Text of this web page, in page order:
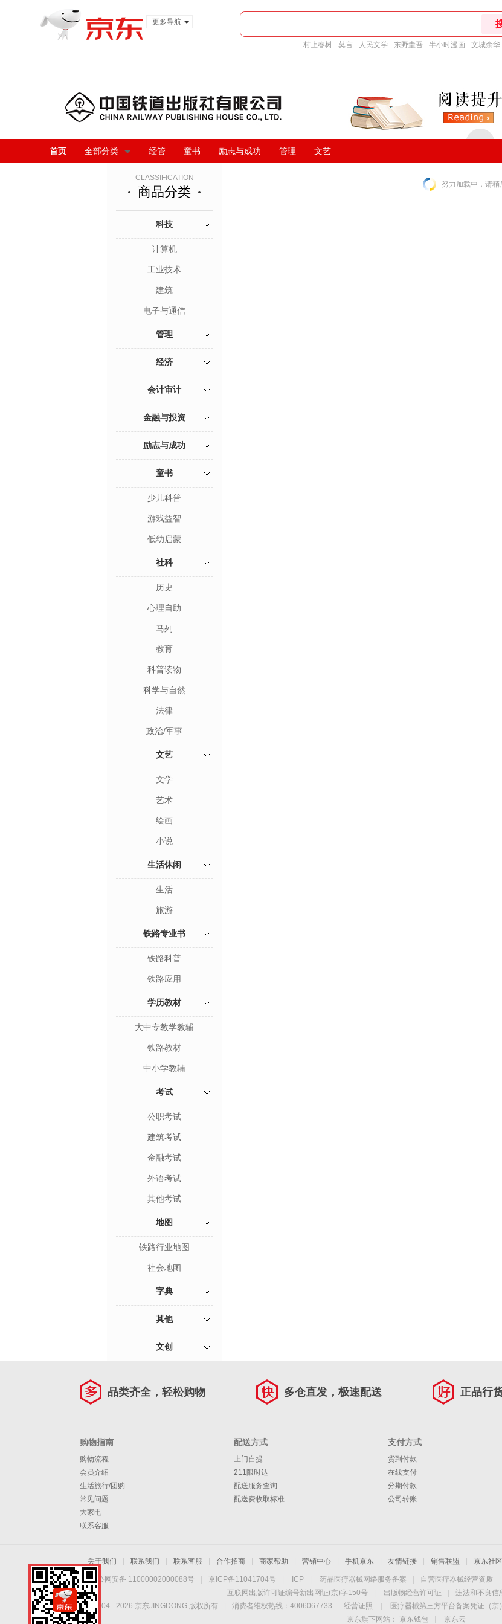
更多导航
村上春树 莫言 人民文学 东野圭吾 半小时漫画 文城余华
首页 全部分类 经管 童书 励志与成功 管理 文艺
CLASSIFICATION
商品分类
科技
计算机
工业技术
建筑
电子与通信
管理
经济
会计审计
金融与投资
励志与成功
童书
少儿科普
游戏益智
低幼启蒙
社科
历史
心理自助
马列
教育
科普读物
科学与自然
法律
政治/军事
文艺
文学
艺术
绘画
小说
生活休闲
生活
旅游
铁路专业书
铁路科普
铁路应用
学历教材
大中专教学教辅
铁路教材
中小学教辅
考试
公职考试
建筑考试
金融考试
外语考试
其他考试
地图
铁路行业地图
社会地图
字典
其他
文创
努力加载中，请稍
品类齐全，轻松购物 多仓直发，极速配送 正品行
购物指南
购物流程
会员介绍
生活旅行/团购
常见问题
大家电
联系客服
配送方式
上门自提
211限时达
配送服务查询
配送费收取标准
支付方式
货到付款
在线支付
分期付款
公司转账
关于我们 联系我们 联系客服 合作招商 商家帮助 营销中心 手机京东 友情链接 销售联盟 京东社区
京公网安备 11000002000088号 京ICP备11041704号 ICP 药品医疗器械网络服务备案 自营医疗器械经营资质
互联网出版许可证编号新出网证(京)字150号
出版物经营许可证
违法和不良
Copyright © 2004 - 2026 京东JINGDONG 版权所有 消费者维权热线：4006067733 经营证照 医疗器械第三方平台备案凭证（
京东旗下网站：
京东钱包 京东云